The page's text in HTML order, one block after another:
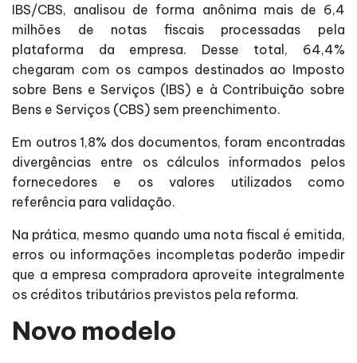
IBS/CBS, analisou de forma anônima mais de 6,4
milhões de notas fiscais processadas pela
plataforma da empresa. Desse total, 64,4%
chegaram com os campos destinados ao Imposto
sobre Bens e Serviços (IBS) e à Contribuição sobre
Bens e Serviços (CBS) sem preenchimento.
Em outros 1,8% dos documentos, foram encontradas
divergências entre os cálculos informados pelos
fornecedores e os valores utilizados como
referência para validação.
Na prática, mesmo quando uma nota fiscal é emitida,
erros ou informações incompletas poderão impedir
que a empresa compradora aproveite integralmente
os créditos tributários previstos pela reforma.
Novo modelo